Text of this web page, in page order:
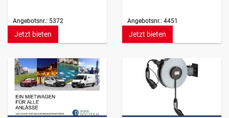
Angebotsnr.: 5372
Jetzt bieten
Angebotsnr.: 4451
Jetzt bieten